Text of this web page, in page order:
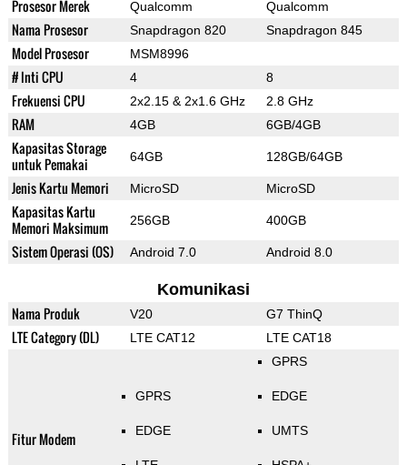
Prosesor Merek Qualcomm Qualcomm
Nama Prosesor Snapdragon 820 Snapdragon 845
Model Prosesor MSM8996
# Inti CPU 4 8
Frekuensi CPU 2x2.15 & 2x1.6 GHz 2.8 GHz
RAM 4GB 6GB/4GB
Kapasitas Storage
untuk Pemakai
64GB 128GB/64GB
Jenis Kartu Memori MicroSD MicroSD
Kapasitas Kartu
Memori Maksimum
256GB 400GB
Sistem Operasi (OS) Android 7.0 Android 8.0
Komunikasi
Nama Produk V20 G7 ThinQ
LTE Category (DL) LTE CAT12 LTE CAT18
Fitur Modem
GPRS
EDGE
GPRS
EDGE
UMTS